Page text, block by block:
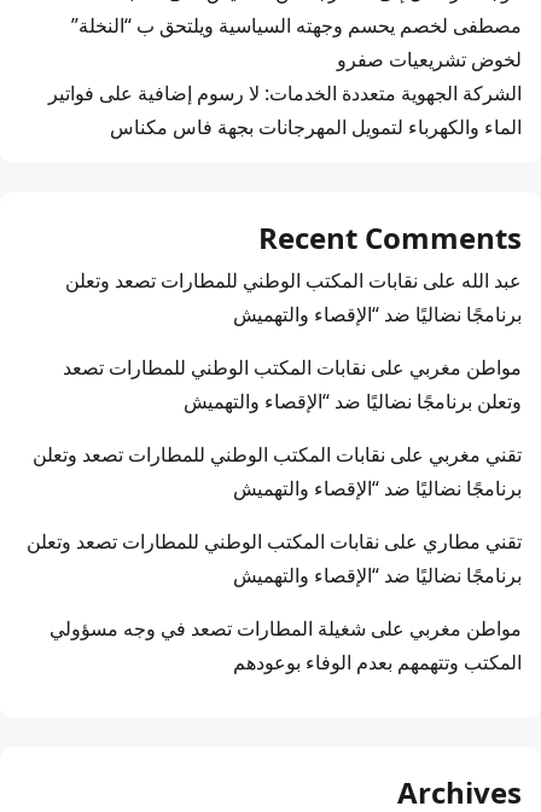
مصطفى لخصم يحسم وجهته السياسية ويلتحق ب “النخلة”
لخوض تشريعيات صفرو
الشركة الجهوية متعددة الخدمات: لا رسوم إضافية على فواتير
الماء والكهرباء لتمويل المهرجانات بجهة فاس مكناس
Recent Comments
عبد الله على نقابات المكتب الوطني للمطارات تصعد وتعلن
برنامجًا نضاليًا ضد “الإقصاء والتهميش
مواطن مغربي على نقابات المكتب الوطني للمطارات تصعد
وتعلن برنامجًا نضاليًا ضد “الإقصاء والتهميش
تقني مغربي على نقابات المكتب الوطني للمطارات تصعد وتعلن
برنامجًا نضاليًا ضد “الإقصاء والتهميش
تقني مطاري على نقابات المكتب الوطني للمطارات تصعد وتعلن
برنامجًا نضاليًا ضد “الإقصاء والتهميش
مواطن مغربي على شغيلة المطارات تصعد في وجه مسؤولي
المكتب وتتهمهم بعدم الوفاء بوعودهم
Archives